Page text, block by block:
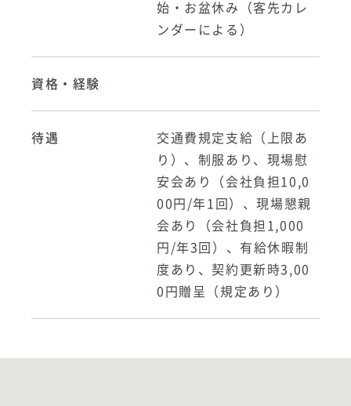
始・お盆休み（客先カレ
ンダーによる）
資格・経験
待遇
交通費規定支給（上限あ
り）、制服あり、現場慰
安会あり（会社負担10,0
00円/年1回）、現場懇親
会あり（会社負担1,000
円/年3回）、有給休暇制
度あり、契約更新時3,00
0円贈呈（規定あり）